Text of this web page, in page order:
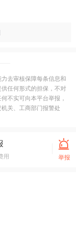
去审核保障每条信息和
任何形式的担保，不对
不实可向本平台举报，
关、工商部门报警处
用 举报